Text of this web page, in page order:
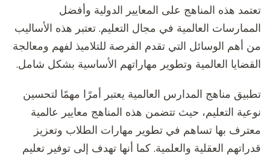
تعتمد هذه المناهج على المعايير الدولية وأفضل
الممارسات العالمية في مجال التعليم. تعتبر هذه الأساليب
من أهم الوسائل التي تقدم الفرصة للتلاميذ لفهم ومعالجة
القضايا العالمية وتطوير مهاراتهم الأساسية بشكل شامل.
تطبيق مناهج المدارس العالمية يعتبر أمرًا مهمًا لتحسين
نوعية التعليم، حيث تتضمن هذه المناهج معايير عالمية
معترف بها تساهم في تطوير مهارات الطلاب وتعزيز
قدراتهم العقلية والعلمية. كما أنها تهدف إلى توفير تعليم